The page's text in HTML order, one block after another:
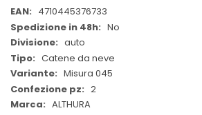
Informazioni4710445376733
No
auto
Catene da neve
Misura 045
2
ALTHURA